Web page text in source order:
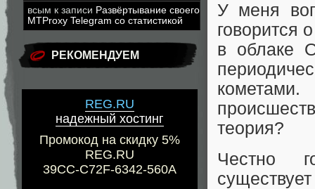
всым к записи Развёртывание своего
MTProxy Telegram со статистикой
РЕКОМЕНДУЕМ
REG.RU
надежный хостинг
Промокод на скидку 5%
REG.RU
39CC-C72F-6342-560A
У меня
говорится
в облаке
теория?
Честно